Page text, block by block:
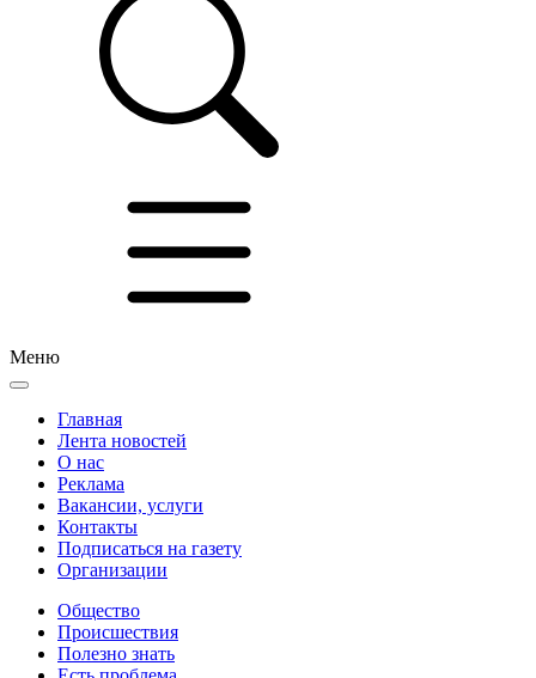
Меню
Главная
Лента новостей
О нас
Реклама
Вакансии, услуги
Контакты
Подписаться на газету
Организации
Общество
Происшествия
Полезно знать